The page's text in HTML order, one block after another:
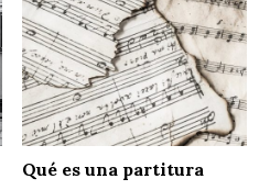
Qué es una partitura